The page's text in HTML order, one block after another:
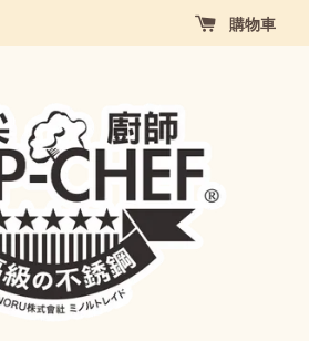
購物車